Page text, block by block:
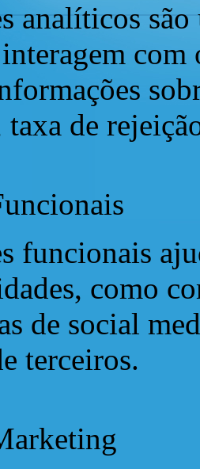
analíticos são
com
taxa de
funcionais
como
de social
terceiros.